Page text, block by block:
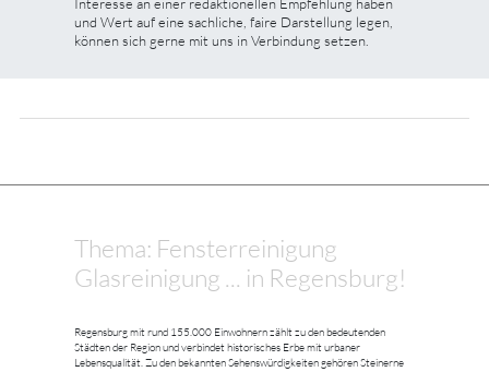
und Wert auf eine sachliche, faire Darstellung legen,
können sich gerne mit uns in Verbindung setzen.
Thema: Fensterreinigung
Glasreinigung ... in Regensburg!
Regensburg mit rund 155.000 Einwohnern zählt zu den bedeutenden
Städten der Region und verbindet historisches Erbe mit urbaner
Lebensqualität. Zu den bekannten Sehenswürdigkeiten gehören Steinerne